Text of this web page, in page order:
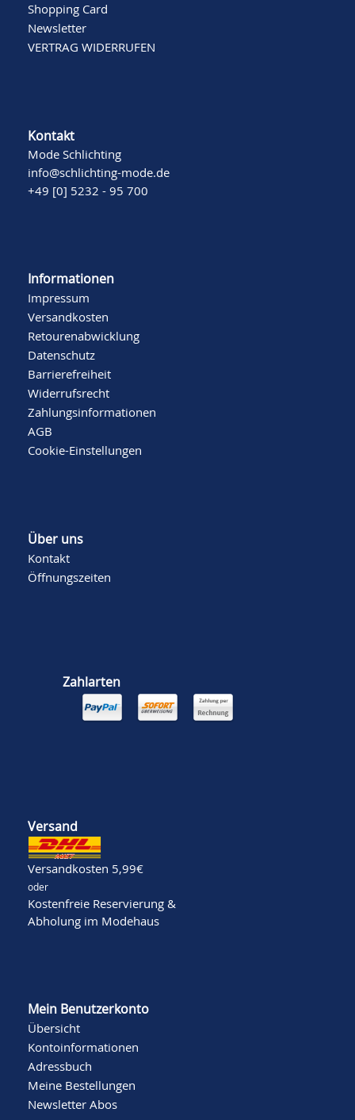
Shopping Card
Newsletter
VERTRAG WIDERRUFEN
Kontakt
Mode Schlichting
info@schlichting-mode.de
+49 [0] 5232 - 95 700
Informationen
Impressum
Versandkosten
Retourenabwicklung
Datenschutz
Barrierefreiheit
Widerrufsrecht
Zahlungsinformationen
AGB
Cookie-Einstellungen
Über uns
Kontakt
Öffnungszeiten
Zahlarten
Versand
Versandkosten 5,99€
oder
Kostenfreie Reservierung &
Abholung im Modehaus
Mein Benutzerkonto
Übersicht
Kontoinformationen
Adressbuch
Meine Bestellungen
Newsletter Abos